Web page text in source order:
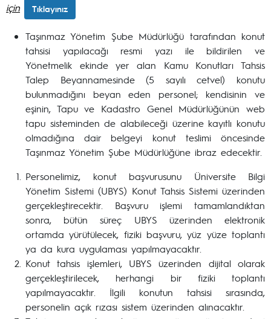
için
Tıklayınız
Taşınmaz Yönetim Şube Müdürlüğü tarafından konut
tahsisi yapılacağı resmi yazı ile bildirilen ve
Yönetmelik ekinde yer alan Kamu Konutları Tahsis
Talep Beyannamesinde (5 sayılı cetvel) konutu
bulunmadığını beyan eden personel; kendisinin ve
eşinin, Tapu ve Kadastro Genel Müdürlüğünün web
tapu sisteminden de alabileceği üzerine kayıtlı konutu
olmadığına dair belgeyi konut teslimi öncesinde
Taşınmaz Yönetim Şube Müdürlüğüne ibraz edecektir.
Personelimiz, konut başvurusunu Üniversite Bilgi
Yönetim Sistemi (UBYS) Konut Tahsis Sistemi üzerinden
gerçekleştirecektir. Başvuru işlemi tamamlandıktan
sonra, bütün süreç UBYS üzerinden elektronik
ortamda yürütülecek, fiziki başvuru, yüz yüze toplantı
ya da kura uygulaması yapılmayacaktır.
Konut tahsis işlemleri, UBYS üzerinden dijital olarak
gerçekleştirilecek, herhangi bir fiziki toplantı
yapılmayacaktır. İlgili konutun tahsisi sırasında,
personelin açık rızası sistem üzerinden alınacaktır.